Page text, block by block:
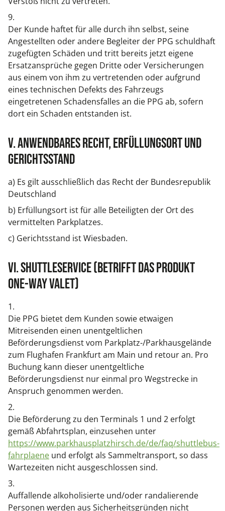
9.
Der Kunde haftet für alle durch ihn selbst, seine
Angestellten oder andere Begleiter der PPG schuldhaft
zugefügten Schäden und tritt bereits jetzt eigene
Ersatzansprüche gegen Dritte oder Versicherungen
aus einem von ihm zu vertretenden oder aufgrund
eines technischen Defekts des Fahrzeugs
eingetretenen Schadensfalles an die PPG ab, sofern
dort ein Schaden entstanden ist.
V. Anwendbares Recht, Erfüllungsort und
Gerichtsstand
a) Es gilt ausschließlich das Recht der Bundesrepublik
Deutschland
b) Erfüllungsort ist für alle Beteiligten der Ort des
vermittelten Parkplatzes.
c) Gerichtsstand ist Wiesbaden.
VI. Shuttleservice (Betrifft das Produkt
ONE-WAY VALET)
1.
Die PPG bietet dem Kunden sowie etwaigen
Mitreisenden einen unentgeltlichen
Beförderungsdienst vom Parkplatz-/Parkhausgelände
zum Flughafen Frankfurt am Main und retour an. Pro
Buchung kann dieser unentgeltliche
Beförderungsdienst nur einmal pro Wegstrecke in
Anspruch genommen werden.
2.
Die Beförderung zu den Terminals 1 und 2 erfolgt
gemäß Abfahrtsplan, einzusehen unter
https://www.parkhausplatzhirsch.de/de/faq/shuttlebus-
fahrplaene und erfolgt als Sammeltransport, so dass
Wartezeiten nicht ausgeschlossen sind.
3.
Auffallende alkoholisierte und/oder randalierende
Personen werden aus Sicherheitsgründen nicht